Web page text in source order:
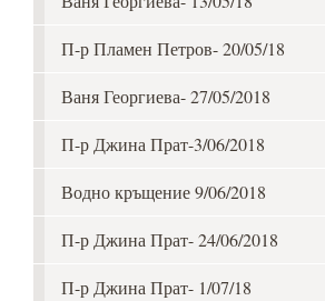
П-р Пламен Петров- 20/05/18
Ваня Георгиева- 27/05/2018
П-р Джина Прат-3/06/2018
Водно кръщение 9/06/2018
П-р Джина Прат- 24/06/2018
П-р Джина Прат- 1/07/18